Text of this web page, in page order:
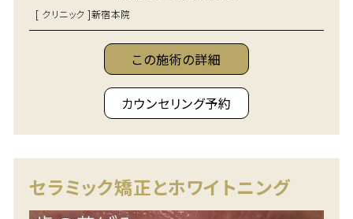
[ クリニック ]新宿本院
この施術の詳細
カウンセリング予約
セラミック矯正とホワイトニング